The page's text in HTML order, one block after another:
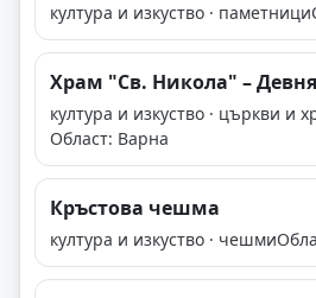
култура и изкуство · паметници
Храм "Св. Никола" – Девня
култура и изкуство · църкви и
Област: Варна
Кръстова чешма
култура и изкуство · чешми